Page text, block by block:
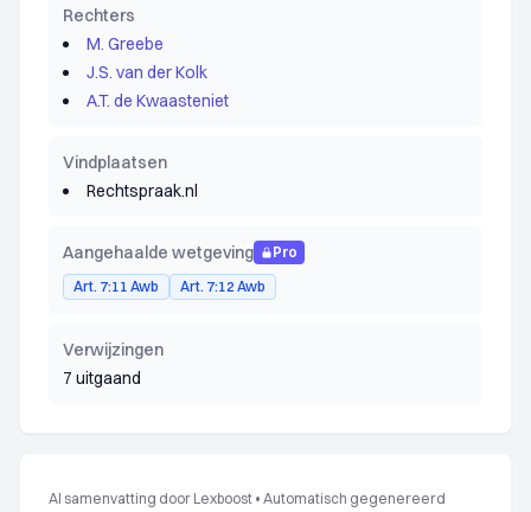
Rechters
M. Greebe
J.S. van der Kolk
A.T. de Kwaasteniet
Vindplaatsen
Rechtspraak.nl
Aangehaalde wetgeving
Pro
Art. 7:11 Awb
Art. 7:12 Awb
Verwijzingen
7 uitgaand
AI samenvatting door Lexboost • Automatisch gegenereerd